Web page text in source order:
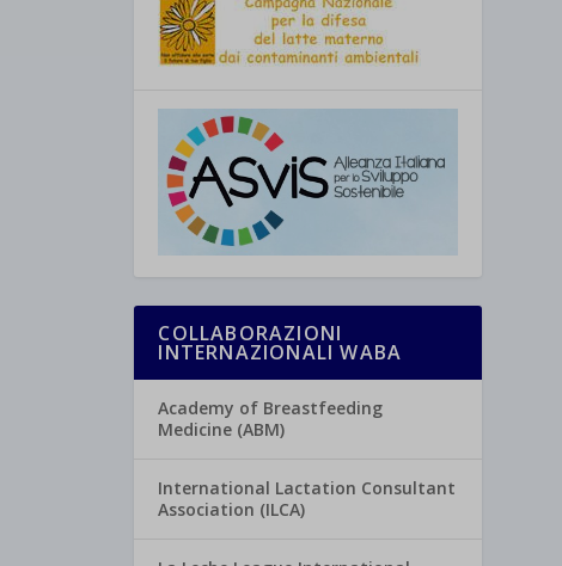
COLLABORAZIONI
INTERNAZIONALI WABA
Academy of Breastfeeding
Medicine (ABM)
International Lactation Consultant
Association (ILCA)